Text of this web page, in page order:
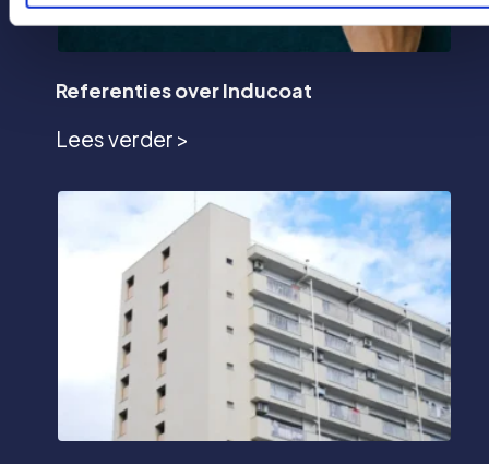
Referenties over Inducoat
Lees verder >